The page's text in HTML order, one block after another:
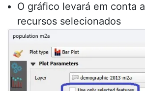
O gráfico levará em conta
recursos selecionados